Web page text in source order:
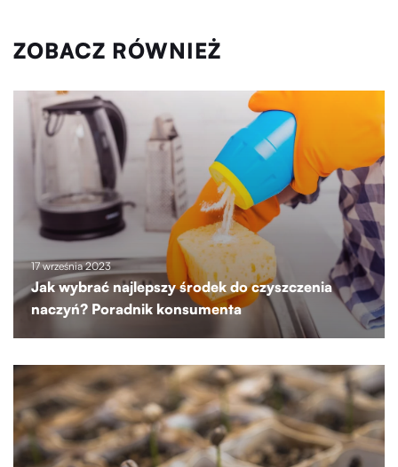
ZOBACZ RÓWNIEŻ
17 września 2023
Jak wybrać najlepszy środek do czyszczenia
naczyń? Poradnik konsumenta